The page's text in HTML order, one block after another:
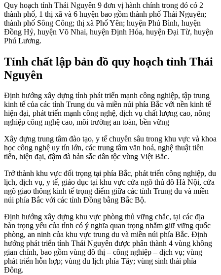
Quy hoạch tỉnh Thái Nguyên 9 đơn vị hành chính trong đó có 2
thành phố, 1 thị xã và 6 huyện bao gồm thành phố Thái Nguyên;
thành phố Sông Công; thị xã Phổ Yên; huyện Phú Bình, huyện
Đồng Hỷ, huyện Võ Nhai, huyện Định Hóa, huyện Đại Từ, huyện
Phú Lương.
Tính chất lập bản đồ quy hoạch tỉnh Thái
Nguyên
Định hướng xây dựng tỉnh phát triển mạnh công nghiệp, tập trung
kinh tế của các tỉnh Trung du và miền núi phía Bắc với nền kinh tế
hiện đại, phát triển mạnh công nghệ, dịch vụ chất lượng cao, nông
nghiệp công nghệ cao, môi trường an toàn, bền vững
Xây dựng trung tâm đào tạo, y tế chuyên sâu trong khu vực và khoa
học công nghệ uy tín lớn, các trung tâm văn hoá, nghệ thuật tiên
tiến, hiện đại, đậm đà bản sắc dân tộc vùng Việt Bắc.
Trở thành khu vực đối trọng tại phía Bắc, phát triển công nghiệp, du
lịch, dịch vụ, y tế, giáo dục tại khu vực cửa ngõ thủ đô Hà Nội, cửa
ngõ giao thông kinh tế trọng điểm giữa các tỉnh Trung du và miền
núi phía Bắc với các tỉnh Đồng bằng Bắc Bộ.
Định hướng xây dựng khu vực phòng thủ vững chắc, tại các địa
bàn trọng yếu của tỉnh có ý nghĩa quan trọng nhằm giữ vững quốc
phòng, an ninh của khu vực trung du và miền núi phía Bắc. Định
hướng phát triển tỉnh Thái Nguyên được phân thành 4 vùng không
gian chính, bao gồm vùng đô thị – công nghiệp – dịch vụ; vùng
phát triển hỗn hợp; vùng du lịch phía Tây; vùng sinh thái phía
Đông.